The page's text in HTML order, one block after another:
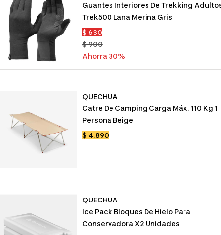
Guantes Interiores De Trekking
Trek500 Lana Merina Gris
Precio
de
venta
$ 630
Precio
normal
$ 900
Ahorra 30%
QUECHUA
Catre De Camping Carga Máx. 110 Kg 1
Persona Beige
Precio
$ 4.890
QUECHUA
Ice Pack Bloques De Hielo Para
Conservadora X2 Unidades